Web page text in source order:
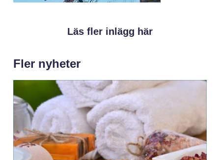
Läs fler inlägg här
Fler nyheter